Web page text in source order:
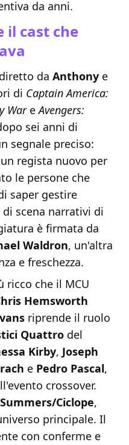
da anni.
il cast che
da Anthony e
di Captain America:
WareAvengers:
sei anni di
segnale preciso:
regista nuovo per
le persone che
saper gestire
scena narrativi di
è firmata da
Waldron, un'altra
e freschezza.
ricco che il MCU
Hemsworth
riprende il ruolo
Quattro del
Kirby, Joseph
e Pedro Pascal,
crossover.
Ciclope,
principale. Il
con conferme e